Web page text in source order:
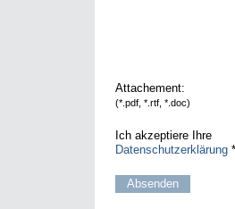
Attachement:
(*.pdf, *.rtf, *.doc)
Ich akzeptiere Ihre
Datenschutzerklärung*